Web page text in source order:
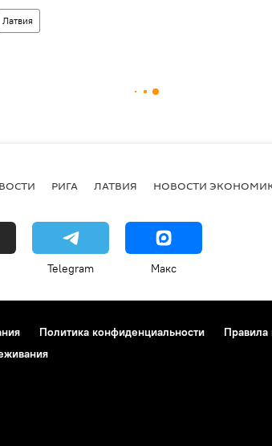
Латвия
РИГА ЛАТВИЯ НОВОСТИ
Telegram Макс
Политика конфиденциальности Правила